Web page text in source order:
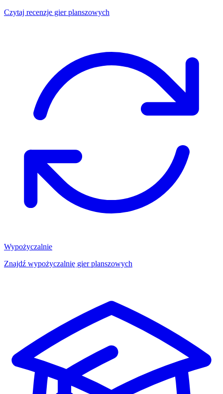
Czytaj recenzje gier planszowych
Wypożyczalnie
Znajdź wypożyczalnię gier planszowych